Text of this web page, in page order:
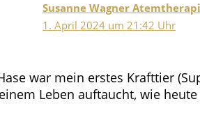
Susanne Wagner
1. April 2024 um 21:42 Uhr
war mein erstes Krafttier
Leben auftaucht, wie